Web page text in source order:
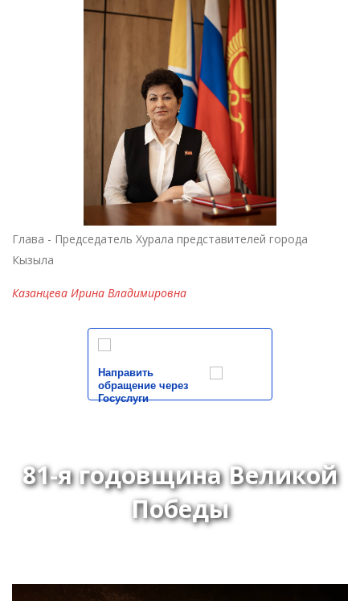
Глава - Председатель Хурала представителей города
Кызыла
Казанцева Ирина Владимировна
Направить
обращение через
Госуслуги
81-я годовщина Великой
Победы